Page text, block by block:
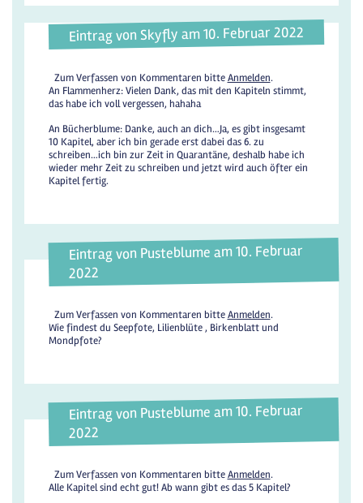
Eintrag von Skyfly am 10. Februar 2022
Zum Verfassen von Kommentaren bitteAnmelden.
An Flammenherz: Vielen Dank, das mit den Kapiteln stimmt,
das habe ich voll vergessen, hahaha
An Bücherblume: Danke, auch an dich…Ja, es gibt insgesamt
10 Kapitel, aber ich bin gerade erst dabei das 6. zu
schreiben…ich bin zur Zeit in Quarantäne, deshalb habe ich
wieder mehr Zeit zu schreiben und jetzt wird auch öfter ein
Kapitel fertig.
Eintrag von Pusteblume am 10. Februar
2022
Zum Verfassen von Kommentaren bitteAnmelden.
Wie findest du Seepfote, Lilienblüte , Birkenblatt und
Mondpfote?
Eintrag von Pusteblume am 10. Februar
2022
Zum Verfassen von Kommentaren bitteAnmelden.
Alle Kapitel sind echt gut! Ab wann gibt es das 5 Kapitel?